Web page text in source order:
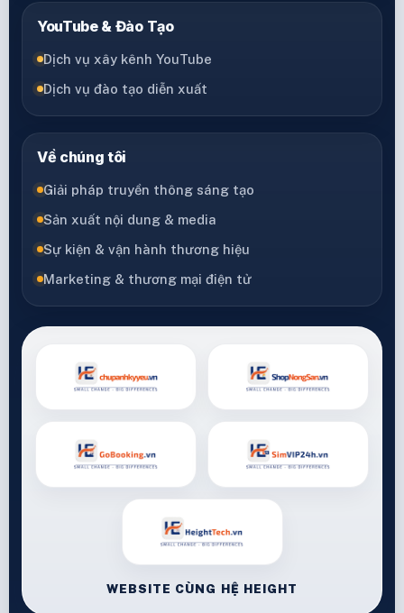
YouTube & Đào Tạo
Dịch vụ xây kênh YouTube
Dịch vụ đào tạo diễn xuất
Về chúng tôi
Giải pháp truyền thông sáng tạo
Sản xuất nội dung & media
Sự kiện & vận hành thương hiệu
Marketing & thương mại điện tử
WEBSITE CÙNG HỆ HEIGHT